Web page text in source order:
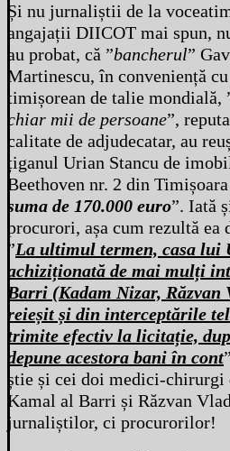
Și nu jurnaliștii de la
angajații DIICOT mai spun,
au probat, că ”bancherul”
Martinescu, în conveniență
timișorean de talie mondială,
chiar mii de persoane”,
calitate de adjudecatar, au
țiganul Urian Stancu de
Beethoven nr. 2 din
suma de 170.000 euro”. Iată
procurori, așa cum rezultă
”La ultimul termen, casa lui
achiziționată de mai mulți
Barri (Kadam Nizar,
reieșit și din interceptările
trimite efectiv la licitație,
depune acestora bani în cont
știe și cei doi medici-
Kamal al Barri și Răzvan
jurnaliștilor, ci procurorilor!